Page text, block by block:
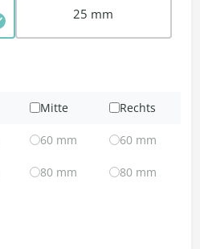
25 mm
Mitte Rechts
60 mm 60 mm
80 mm 80 mm